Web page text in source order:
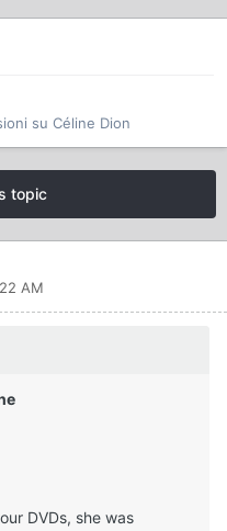
su Céline Dion
topic
AM
DVDs, she was